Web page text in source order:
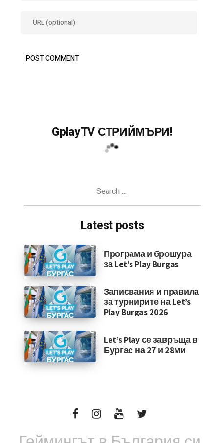
GplayTV СТРИЙМЪРИ!
Latest posts
Програма и брошура
за Let’s Play Burgas
Записвания и правила
за турнирите на Let’s
Play Burgas 2026
Let’s Play се завръща в
Бургас на 27 и 28ми